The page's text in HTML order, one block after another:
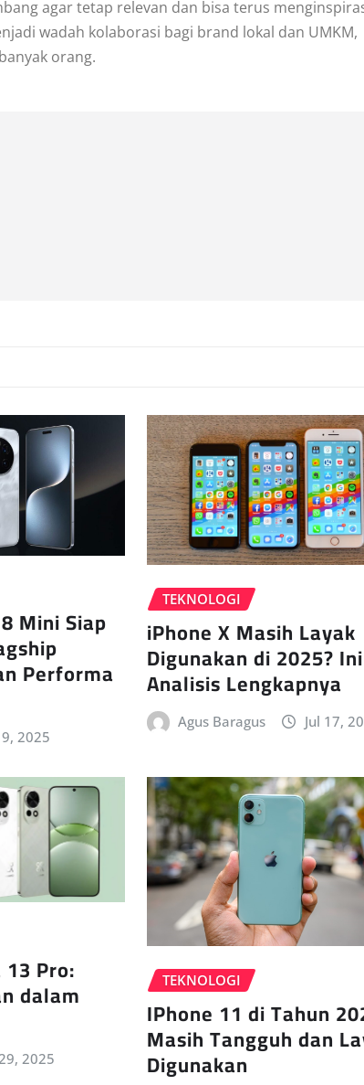
agar tetap relevan dan bisa terus
wadah kolaborasi bagi brand lokal dan UMKM,
orang.
Mini Siap
Performa
2025
TEKNOLOGI
iPhone X Masih Layak
Digunakan di 2025? Ini
Analisis Lengkapnya
Agus Baragus Jul 17,
Pro:
dalam
2025
TEKNOLOGI
IPhone 11 di Tahun
Masih Tangguh dan
Digunakan